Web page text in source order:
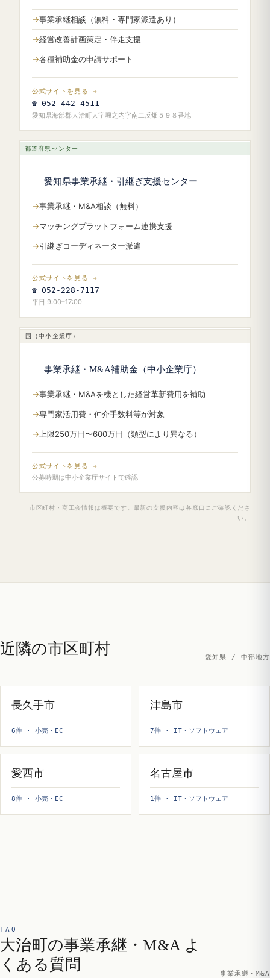
事業承継相談（無料・専門家派遣あり）
経営改善計画策定・伴走支援
各種補助金の申請サポート
公式サイトを見る →
☎ 052-442-4511
愛知県海部郡大治町大字堀之内字南二反畑５９８番地
都道府県センター
愛知県事業承継・引継ぎ支援センター
事業承継・M&A相談（無料）
マッチングプラットフォーム連携支援
引継ぎコーディネーター派遣
公式サイトを見る →
☎ 052-228-7117
平日 9:00–17:00
国（中小企業庁）
事業承継・M&A補助金（中小企業庁）
事業承継・M&Aを機とした経営革新費用を補助
専門家活用費・仲介手数料等が対象
上限250万円〜600万円（類型により異なる）
公式サイトを見る →
公募時期は中小企業庁サイトで確認
市区町村・商工会情報は概要です。最新の支援内容は各窓口にご確認くださ
い。
近隣の市区町村 愛知県 / 中部地方
長久手市
6件 · 小売・EC
津島市
7件 · IT・ソフトウェア
愛西市
8件 · 小売・EC
名古屋市
1件 · IT・ソフトウェア
FAQ
大治町の事業承継・M&A よ
くある質問
事業承継・M&A